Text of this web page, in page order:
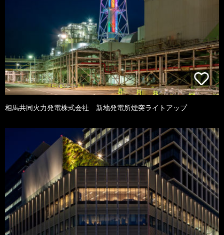
相馬共同火力発電株式会社 新地発電所煙突ライトアップ